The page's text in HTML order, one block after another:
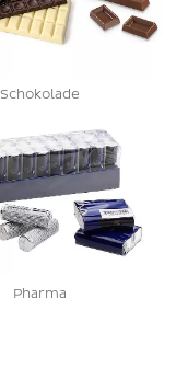
Schokolade
Pharma